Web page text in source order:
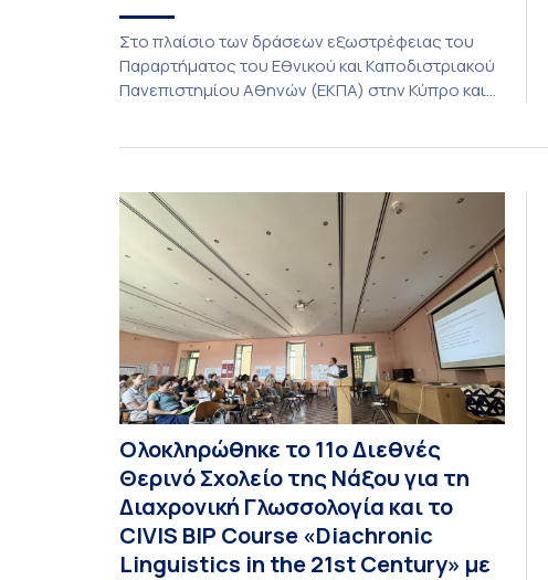
Στο πλαίσιο των δράσεων εξωστρέφειας του
Παραρτήματος του Εθνικού και Καποδιστριακού
Πανεπιστημίου Αθηνών (ΕΚΠΑ) στην Κύπρο και
Διοίκησης Επιχειρήσεων και Οργανισμών τον
Σεπτέμβριο του 2026, ο Κοσμήτορας της Σχολής
Οικονομικών και Πολιτικών Επιστημών,
Καθηγητής Νικόλαος Ηρειώτης, και ο Πρόεδρος
του Τμήματος […]
Ολοκληρώθηκε το 11ο Διεθνές
Θερινό Σχολείο της Νάξου για τη
Διαχρονική Γλωσσολογία και το
CIVIS BIP Course «Diachronic
Linguistics in the 21st Century» με